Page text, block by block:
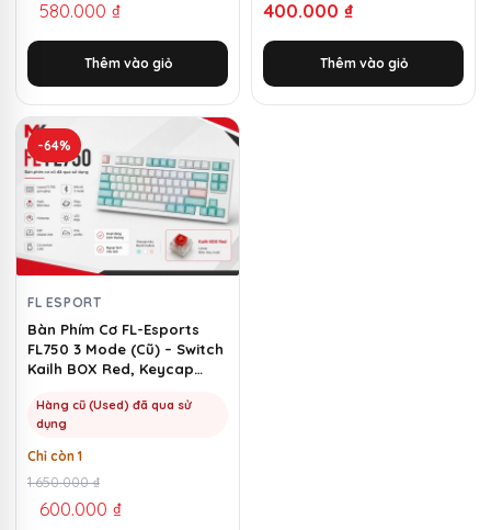
gốc
là:
1.500.000 ₫.
580.000 ₫
hiện
tại
là:
580.000 ₫.
Thêm vào giỏ
400.000 ₫
Thêm vào giỏ
-64%
FL ESPORT
Bàn Phím Cơ FL-Esports
FL750 3 Mode (Cũ) – Switch
Kailh BOX Red, Keycap
Hàng cũ (Used) đã qua sử
dụng
Chỉ còn 1
1.650.000₫
Giá
gốc
600.000 ₫
Giá
hiện